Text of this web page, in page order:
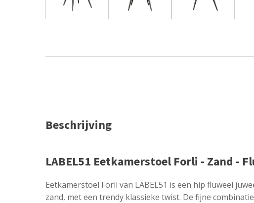
Beschrijving
LABEL51 Eetkamerstoel Forli - Zand -
Eetkamerstoel Forli van LABEL51 is een hip fluweel
zand, met een trendy klassieke twist. De fijne